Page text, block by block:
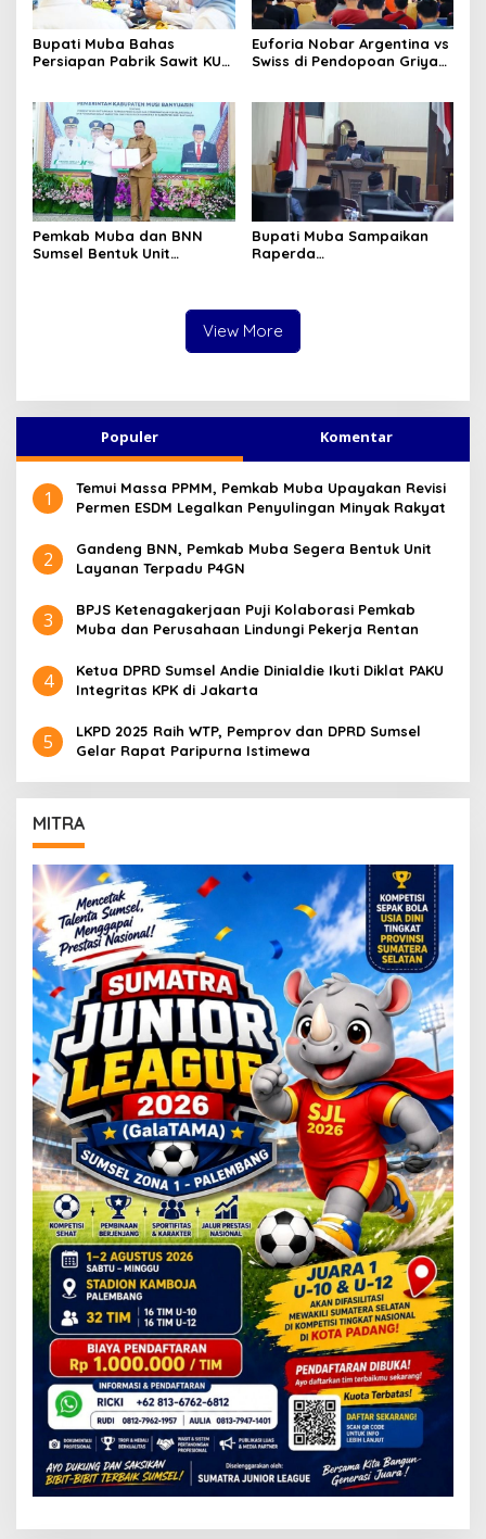
Bupati Muba Bahas
Persiapan Pabrik Sawit KUD
Euforia Nobar Argentina vs
Swiss di Pendopoan Griya
Pemkab Muba dan BNN
Sumsel Bentuk Unit
Bupati Muba Sampaikan
Raperda
Terealisasi 92,49 Persen
View More
Populer Komentar
1
Temui Massa PPMM, Pemkab Muba Upayakan Revisi
Permen ESDM Legalkan Penyulingan Minyak Rakyat
2
Gandeng BNN, Pemkab Muba Segera Bentuk Unit
Layanan Terpadu P4GN
3
BPJS Ketenagakerjaan Puji Kolaborasi Pemkab
Muba dan Perusahaan Lindungi Pekerja Rentan
4
Ketua DPRD Sumsel Andie Dinialdie Ikuti Diklat PAKU
Integritas KPK di Jakarta
5
LKPD 2025 Raih WTP, Pemprov dan DPRD Sumsel
Gelar Rapat Paripurna Istimewa
MITRA